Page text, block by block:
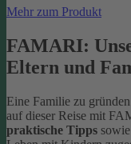
Mehr zum Produkt
FAMARI:
Eltern und
Eine Familie zu
auf dieser Reise mit
praktische Tipps